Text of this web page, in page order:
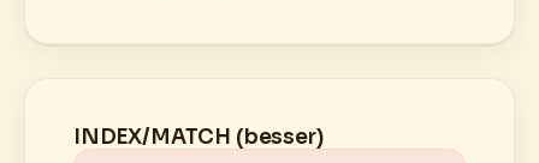
INDEX/MATCH (besser)